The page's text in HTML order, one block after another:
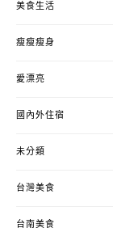
美食生活
瘦瘦瘦身
愛漂亮
國內外住宿
未分類
台灣美食
台南美食